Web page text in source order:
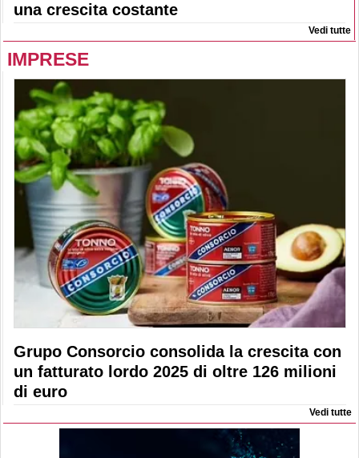
una crescita costante
Vedi tutte
IMPRESE
Grupo Consorcio consolida la crescita con
un fatturato lordo 2025 di oltre 126 milioni
di euro
Vedi tutte